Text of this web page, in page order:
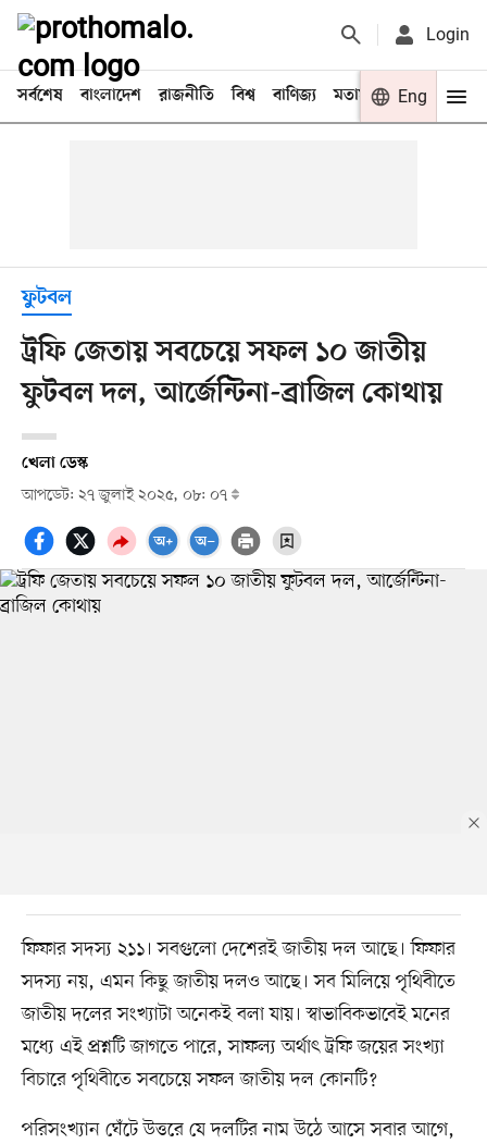
Login
সর্বশেষ বাংলাদেশ রাজনীতি বিশ্ব বাণিজ্য মতামত খেলা
Eng
ফুটবল
ট্রফি জেতায় সবচেয়ে সফল ১০ জাতীয়
ফুটবল দল, আর্জেন্টিনা-ব্রাজিল কোথায়
খেলা ডেস্ক
আপডেট: ২৭ জুলাই ২০২৫, ০৮: ০৭
ফিফার সদস্য ২১১। সবগুলো দেশেরই জাতীয় দল আছে। ফিফার
সদস্য নয়, এমন কিছু জাতীয় দলও আছে। সব মিলিয়ে পৃথিবীতে
জাতীয় দলের সংখ্যাটা অনেকই বলা যায়। স্বাভাবিকভাবেই মনের
মধ্যে এই প্রশ্নটি জাগতে পারে, সাফল্য অর্থাৎ ট্রফি জয়ের সংখ্যা
বিচারে পৃথিবীতে সবচেয়ে সফল জাতীয় দল কোনটি?
পরিসংখ্যান ঘেঁটে উত্তরে যে দলটির নাম উঠে আসে সবার আগে,